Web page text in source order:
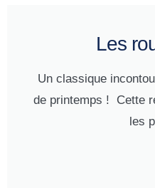
Les
Un classique
de printemps ! Cette
les